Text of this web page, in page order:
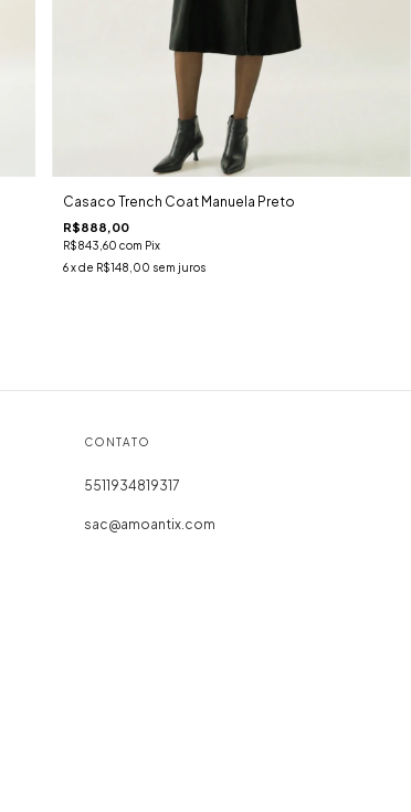
Casaco Trench Coat Manuela Preto
R$888,00
R$843,60com Pix
6x de R$148,00 sem juros
CONTATO
5511934819317
sac@amoantix.com